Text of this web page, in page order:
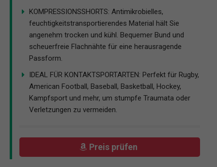
KOMPRESSIONSSHORTS: Antimikrobielles,
feuchtigkeitstransportierendes Material hält Sie
angenehm trocken und kühl. Bequemer Bund und
scheuerfreie Flachnähte für eine herausragende
Passform.
IDEAL FÜR KONTAKTSPORTARTEN: Perfekt für Rugby,
American Football, Baseball, Basketball, Hockey,
Kampfsport und mehr, um stumpfe Traumata oder
Verletzungen zu vermeiden.
Preis prüfen